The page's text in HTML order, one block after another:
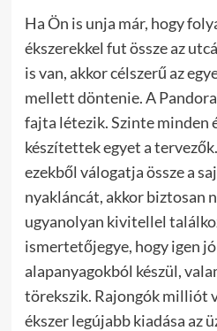
Ha Ön is unja már, hogy
ékszerekkel fut össze az
is van, akkor célszerű az
mellett döntenie. A
fajta létezik. Szinte minden
készítettek egyet a
ezekből válogatja össze a
nyakláncát, akkor biztosan
ugyanolyan kivitellel
ismertetőjegye, hogy igen
alapanyagokból készül,
törekszik. Rajongók milliót
ékszer legújabb kiadása az